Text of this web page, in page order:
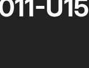
U15